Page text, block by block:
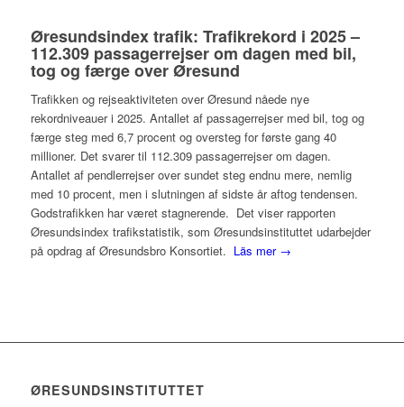
Øresundsindex trafik: Trafikrekord i 2025 –
112.309 passagerrejser om dagen med bil,
tog og færge over Øresund
Trafikken og rejseaktiviteten over Øresund nåede nye
rekordniveauer i 2025. Antallet af passagerrejser med bil, tog og
færge steg med 6,7 procent og oversteg for første gang 40
millioner. Det svarer til 112.309 passagerrejser om dagen.
Antallet af pendlerrejser over sundet steg endnu mere, nemlig
med 10 procent, men i slutningen af sidste år aftog tendensen.
Godstrafikken har været stagnerende. Det viser rapporten
Øresundsindex trafikstatistik, som Øresundsinstituttet udarbejder
på opdrag af Øresundsbro Konsortiet. Läs mer →
ØRESUNDSINSTITUTTET